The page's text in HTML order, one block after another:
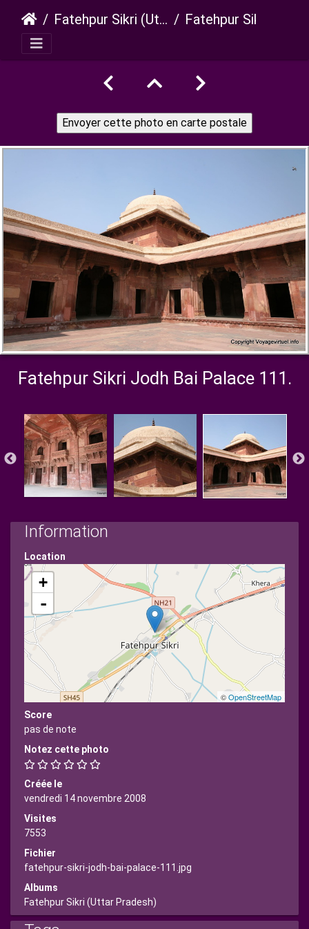
Fatehpur Sikri (Uttar Pradesh) Fatehpur Sikri jodh bai palace 111
Fatehpur Sikri Jodh Bai Palace 111.
Information
Location
+
-
©OpenStreetMap
Score
pas de note
Notez cette photo
Créée le
vendredi 14 novembre 2008
Visites
7553
Fichier
fatehpur-sikri-jodh-bai-palace-111.jpg
Albums
Fatehpur Sikri (Uttar Pradesh)